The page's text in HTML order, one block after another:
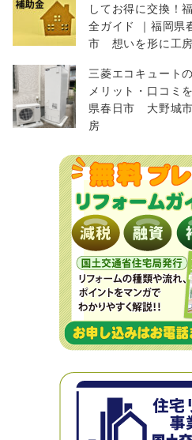
してお得に交換！
全ガイド ｜福岡
市 想いを形に工房
三菱エコキュート
メリット・口コミ
県春日市 大野城
房